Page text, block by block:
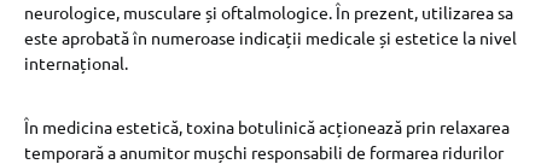
neurologice, musculare și oftalmologice. În prezent, utilizarea sa
este aprobată în numeroase indicații medicale și estetice la nivel
internațional.
În medicina estetică, toxina botulinică acționează prin relaxarea
temporară a anumitor mușchi responsabili de formarea ridurilor